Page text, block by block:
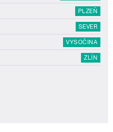
PLZEŇ
SEVER
VYSOČINA
ZLÍN